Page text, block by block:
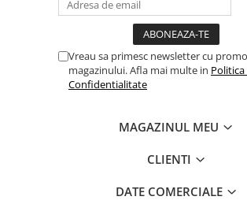
Vreau sa primesc newsletter cu
magazinului. Afla mai multe in Politica
Confidentialitate
MAGAZINUL MEU
CLIENTI
DATE COMERCIALE